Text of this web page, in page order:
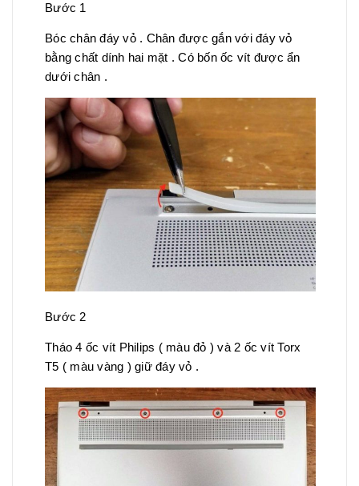
Bước 1
Bóc chân đáy vỏ . Chân được gắn với đáy vỏ
bằng chất dính hai mặt . Có bốn ốc vít được ẩn
dưới chân .
Bước 2
Tháo 4 ốc vít Philips ( màu đỏ ) và 2 ốc vít Torx
T5 ( màu vàng ) giữ đáy vỏ .